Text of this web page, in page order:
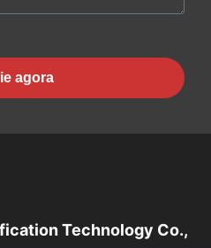
agora
Technology Co.,